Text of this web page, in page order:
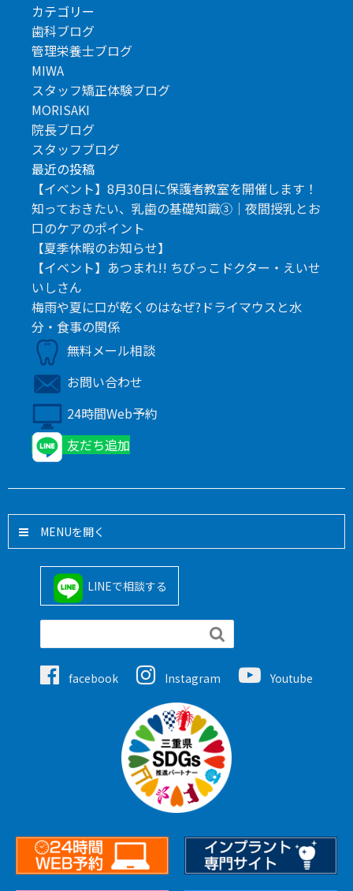
カテゴリー
歯科ブログ
管理栄養士ブログ
MIWA
スタッフ矯正体験ブログ
MORISAKI
院長ブログ
スタッフブログ
最近の投稿
【イベント】8月30日に保護者教室を開催します！
知っておきたい、乳歯の基礎知識③｜夜間授乳とお
口のケアのポイント
【夏季休暇のお知らせ】
【イベント】あつまれ!! ちびっこドクター・えいせ
いしさん
梅雨や夏に口が乾くのはなぜ?ドライマウスと水
分・食事の関係
無料メール相談
お問い合わせ
24時間Web予約
友だち追加
MENU
LINEで相談する

facebook Instagram Youtube